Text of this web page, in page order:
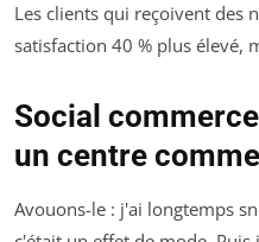
Les clients qui reçoivent des
satisfaction 40 % plus élevé,
Social
un centre
Avouons-le : j'ai longtemps